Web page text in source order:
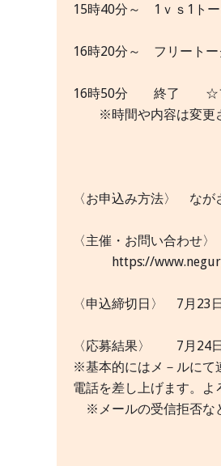
15時40分～ 1ｖｓ1トー
16時20分～ フリートー
16時50分 終了 ☆フリ
※時間や内容は変更さ
〈お申込み方法〉 なが
〈主催・お問い合わ
https://
〈申込締切日〉 7月23
〈応募結果〉 7月24日
※基本的にはメ－ルにて
電話を差し上げます。よ
※メールの受信拒否な